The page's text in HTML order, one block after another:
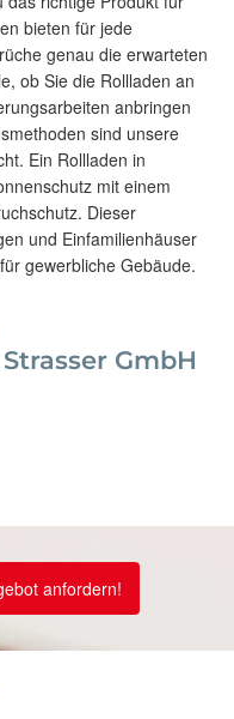
bieten für jede
genau die erwarteten
ob Sie die Rollladen an
anbringen
sind unsere
Ein Rollladen in
mit einem
Dieser
und Einfamilienhäuser
gewerbliche Gebäude.
GmbH
anfordern!